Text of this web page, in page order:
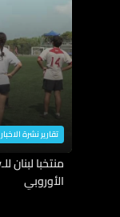
تقارير نشرة الاخبار
الأوروبي